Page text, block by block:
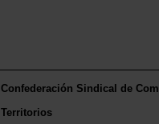
Confederación Sindical de
Territorios